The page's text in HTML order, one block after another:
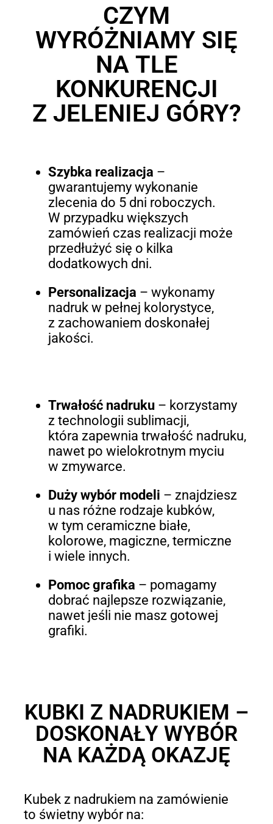
CZYM
WYRÓŻNIAMY SIĘ
NA TLE
KONKURENCJI
Z JELENIEJ GÓRY?
Szybka realizacja –
gwarantujemy wykonanie
zlecenia do 5 dni roboczych.
W przypadku większych
zamówień czas realizacji może
przedłużyć się o kilka
dodatkowych dni.
Personalizacja – wykonamy
nadruk w pełnej kolorystyce,
z zachowaniem doskonałej
jakości.
Trwałość nadruku– korzystamy
z technologii sublimacji,
która zapewnia trwałość nadruku,
nawet po wielokrotnym myciu
w zmywarce.
Duży wybór modeli – znajdziesz
u nas różne rodzaje kubków,
w tym ceramiczne białe,
kolorowe, magiczne, termiczne
i wiele innych.
Pomoc grafika – pomagamy
dobrać najlepsze rozwiązanie,
nawet jeśli nie masz gotowej
grafiki.
KUBKI Z NADRUKIEM –
DOSKONAŁY WYBÓR
NA KAŻDĄ OKAZJĘ
Kubek z nadrukiem na zamówienie
to świetny wybór na: